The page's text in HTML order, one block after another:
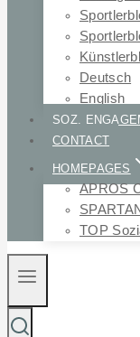
Deutsch
English
SOZ.
CONTACT
HOMEPAGES
APROS
TOP